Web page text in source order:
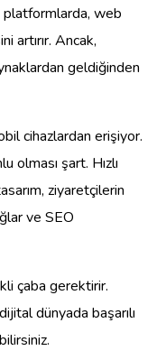
web
artırır. Ancak,
geldiğinden
cihazlardan erişiyor.
olması şart. Hızlı
ziyaretçilerin
ve SEO
çaba gerektirir.
dünyada başarılı